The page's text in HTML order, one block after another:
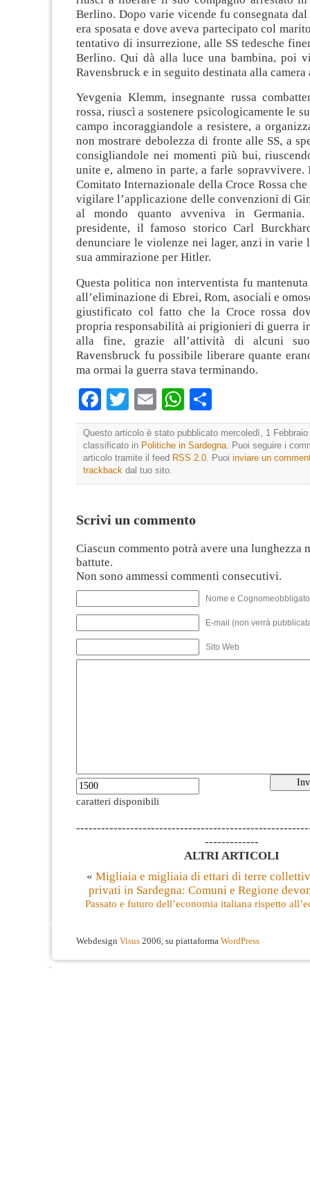
Berlino. Dopo varie vicende fu consegnata
era sposata e dove aveva partecipato col
tentativo di insurrezione, alle SS tedesche
Berlino. Qui dà alla luce una bambina, poi
Ravensbruck e in seguito destinata alla camera
Yevgenia Klemm, insegnante russa
rossa, riuscì a sostenere psicologicamente le
campo incoraggiandole a resistere, a
non mostrare debolezza di fronte alle SS, a
consigliandole nei momenti più bui,
unite e, almeno in parte, a farle
Comitato Internazionale della Croce Rossa
vigilare l’applicazione delle convenzioni di
al mondo quanto avveniva in
presidente, il famoso storico Carl
denunciare le violenze nei lager, anzi in varie
sua ammirazione per Hitler.
Questa politica non interventista fu
all’eliminazione di Ebrei, Rom, asociali e
giustificato col fatto che la Croce rossa
propria responsabilità ai prigionieri di guerra
alla fine, grazie all’attività di alcuni
Ravensbruck fu possibile liberare quante
ma ormai la guerra stava terminando.
Facebook
Twitter
EmailWhatsApp
Questo articolo è stato pubblicato mercoledì, 1
classificato in Politiche in Sardegna . Puoi seguire i
articolo tramite il feed RSS 2.0 . Puoi inviare un
trackback dal tuo sito.
Scrivi un commento
Ciascun commento potrà avere una lunghezza
battute.
Non sono ammessi commenti consecutivi.
Nome e
E-mail (non verrà
Sito Web
caratteri disponibili
-------------
ALTRI ARTICOLI
« Migliaia e migliaia di ettari di terre
privati in Sardegna: Comuni e Regione
Passato e futuro dell’economia italiana rispetto
Webdesign Visus 2006, su piattaforma WordPress